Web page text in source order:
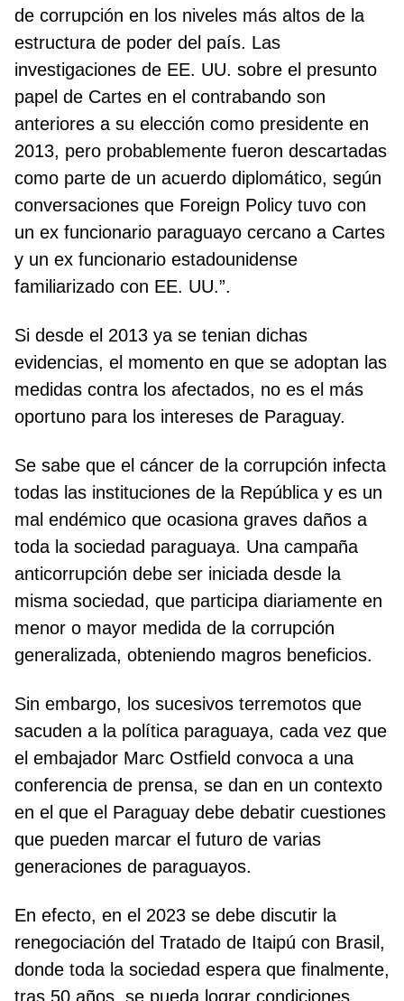
de corrupción en los niveles más altos de la
estructura de poder del país. Las
investigaciones de EE. UU. sobre el presunto
papel de Cartes en el contrabando son
anteriores a su elección como presidente en
2013, pero probablemente fueron descartadas
como parte de un acuerdo diplomático, según
conversaciones que Foreign Policy tuvo con
un ex funcionario paraguayo cercano a Cartes
y un ex funcionario estadounidense
familiarizado con EE. UU.”.
Si desde el 2013 ya se tenian dichas
evidencias, el momento en que se adoptan las
medidas contra los afectados, no es el más
oportuno para los intereses de Paraguay.
Se sabe que el cáncer de la corrupción infecta
todas las instituciones de la República y es un
mal endémico que ocasiona graves daños a
toda la sociedad paraguaya. Una campaña
anticorrupción debe ser iniciada desde la
misma sociedad, que participa diariamente en
menor o mayor medida de la corrupción
generalizada, obteniendo magros beneficios.
Sin embargo, los sucesivos terremotos que
sacuden a la política paraguaya, cada vez que
el embajador Marc Ostfield convoca a una
conferencia de prensa, se dan en un contexto
en el que el Paraguay debe debatir cuestiones
que pueden marcar el futuro de varias
generaciones de paraguayos.
En efecto, en el 2023 se debe discutir la
renegociación del Tratado de Itaipú con Brasil,
donde toda la sociedad espera que finalmente,
tras 50 años, se pueda lograr condiciones